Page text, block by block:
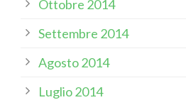
Ottobre 2014
Settembre 2014
Agosto 2014
Luglio 2014